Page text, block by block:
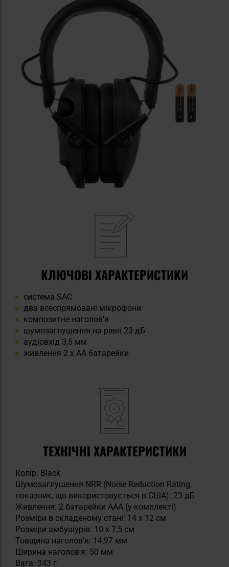
КЛЮЧОВІ ХАРАКТЕРИСТИКИ
система SAC
два всеспрямовані мікрофони
композитне наголов'я
шумозаглушення на рівні 23 дБ
аудіовхід 3,5 мм
живлення 2 х АА батарейки
ТЕХНІЧНІ ХАРАКТЕРИСТИКИ
Колір: Black
Шумозаглушення NRR (Noise Reduction Rating,
показник, що використовується в США): 23 дБ
Живлення: 2 батарейки AAA (у комплекті)
Розміри в складеному стані: 14 x 12 см
Розміри амбушурів: 10 x 7,5 см
Товщина наголов'я: 14,97 мм
Ширина наголов'я: 50 мм
Вага: 343 г